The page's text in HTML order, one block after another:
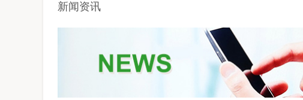
新闻资讯